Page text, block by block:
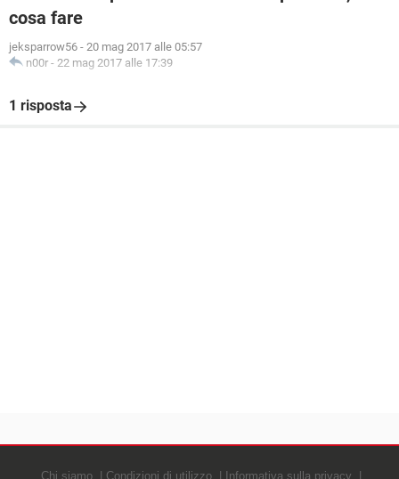
cosa fare
jeksparrow56 - 20 mag 2017 alle 05:57
n00r - 22 mag 2017 alle 17:39
1 risposta
Chi siamo Condizioni di utilizzo Informativa sulla privacy